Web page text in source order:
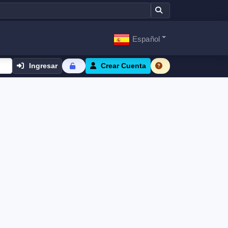
Español
Ingresar Crear Cuenta